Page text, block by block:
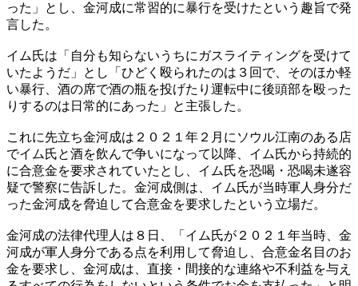
った」とし、金河成に常習的に暴行を受けたという趣旨で発
言した。
イム氏は「自分も知らないうちにガスライティングを受けて
いたようだ」とし「ひどく殴られたのは３回で、そのほか軽
い暴行、酒の席で酒の瓶を投げたり運転中に後頭部を殴った
りするのは日常的にあった」と主張した。
これに先立ち金河成は２０２１年２月にソウル江南のある店
でイム氏と酒を飲んで争いになって以降、イム氏から持続的
に合意金を要求されていたとし、イム氏を恐喝・恐喝未遂容
疑で警察に告訴した。金河成側は、イム氏が当時軍人身分だ
った金河成を脅迫して合意金を要求したという立場だ。
金河成の法律代理人は８日、「イム氏が２０２１年当時、金
河成が軍人身分である点を利用して脅迫し、合意金名目のお
金を要求し、金河成は、直接・間接的な連絡や不利益を与え